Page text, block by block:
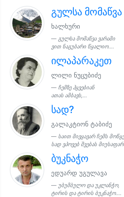
გულსა მომაწვა
ხალხური
გულსა მომაწვა ვარამი
ვით ნაგუბარი წყალიო....
ილაპარაკეთ
ლილი ნუცუბიძე
ჩემზე ჰყვებიან
ათას ამბავს,...
სად?
გალაკტიონ ტაბიძე
საით მივყავარ ჩემს
სად ვპოვებ შვებას
ბუკნაჭო
ედუარდ უგულავა
უბუმბულო და უკლანჭო,
ტირის და ტირის ბუკნაჭო....